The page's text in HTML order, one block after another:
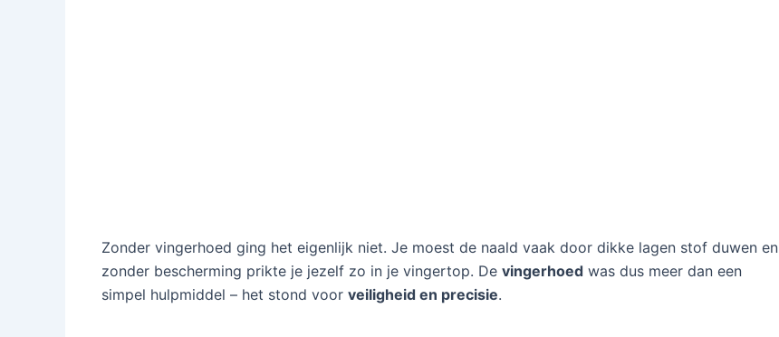
Zonder vingerhoed ging het eigenlijk niet. Je moest de naald vaak door dikke lagen stof duwen en
zonder bescherming prikte je jezelf zo in je vingertop. De vingerhoed was dus meer dan een
simpel hulpmiddel – het stond voor veiligheid en precisie.